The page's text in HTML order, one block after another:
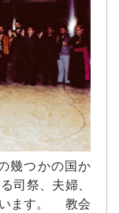
幾つかの国か
司祭、夫婦、
います。 教会